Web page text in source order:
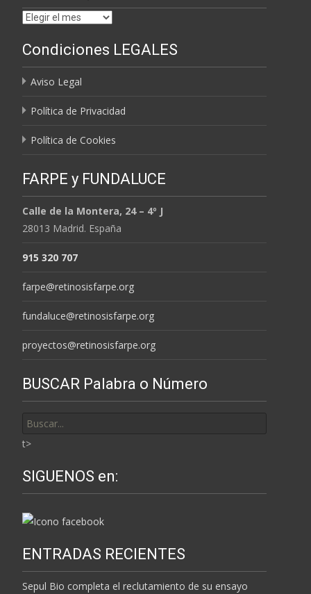
Archivos
MESES
Condiciones LEGALES
Aviso Legal
Política de Privacidad
Política de Cookies
FARPE y FUNDALUCE
Calle de la Montera, 24 – 4º J
28013 Madrid. España
915 320 707
farpe@retinosisfarpe.org
fundaluce@retinosisfarpe.org
proyectos@retinosisfarpe.org
BUSCAR Palabra o Número
por:
t>
SIGUENOS en:
ENTRADAS RECIENTES
Sepul Bio completa el reclutamiento de su ensayo